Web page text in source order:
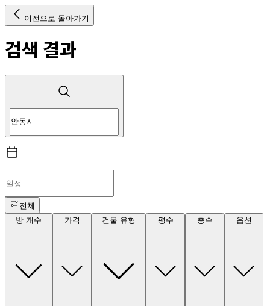
이전으로 돌아가기
검색 결과
전체
방 개수
가격 건물 유형 평수 층수 옵션